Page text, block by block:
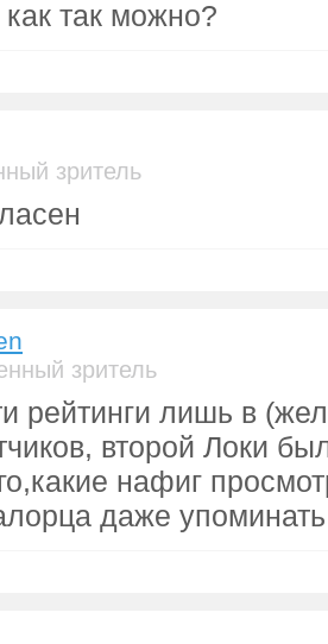
так можно?
зритель
зритель
рейтинги лишь в
второй Локи
нафиг
даже упоминать